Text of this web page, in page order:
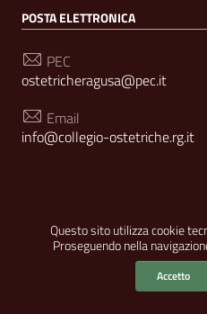
Questo sito utilizza cookie
Proseguendo nella
Accetto
POSTA ELETTRONICA
PEC
ostetricheragusa@pec.it
Email
info@collegio-ostetriche.rg.it
Sezione Link Utili
Privacy | Cookie policy |